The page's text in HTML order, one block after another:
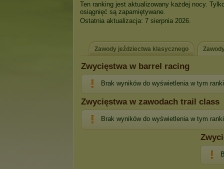
Ten ranking jest aktualizowany każdej nocy.
osiągnięć są zapamiętywane.
Ostatnia aktualizacja: 7 sierpnia 2026.
Zawody jeździectwa klasycznego
Zwycięstwa w barrel racing
Brak wyników do wyświetlenia w tym
Zwycięstwa w zawodach trail class
Brak wyników do wyświetlenia w tym